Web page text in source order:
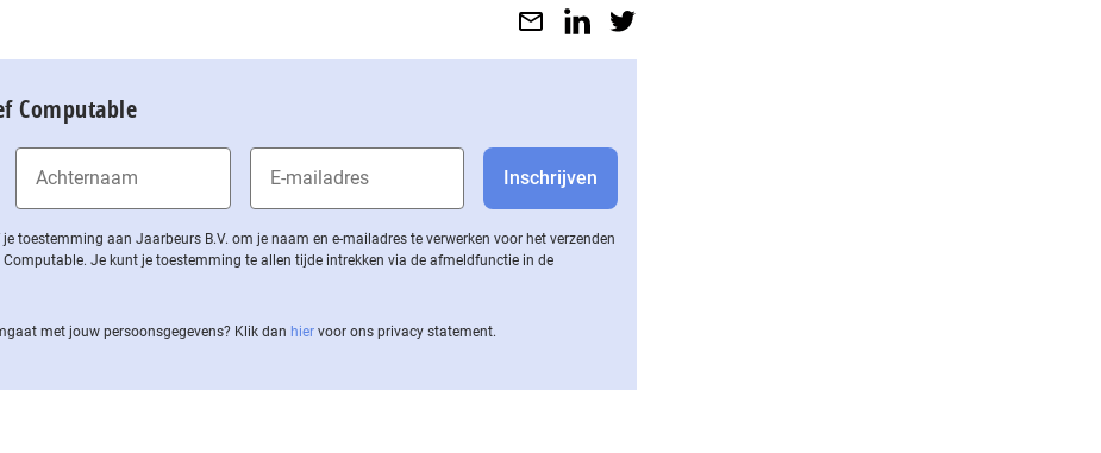
Computable
toestemming aan Jaarbeurs B.V. om je naam en e-mailadres te verwerken voor het verzenden
Je kunt je toestemming te allen tijde intrekken via de af­meld­func­tie in de
met jouw per­soons­ge­ge­vens? Klik dan hier voor ons privacy statement.